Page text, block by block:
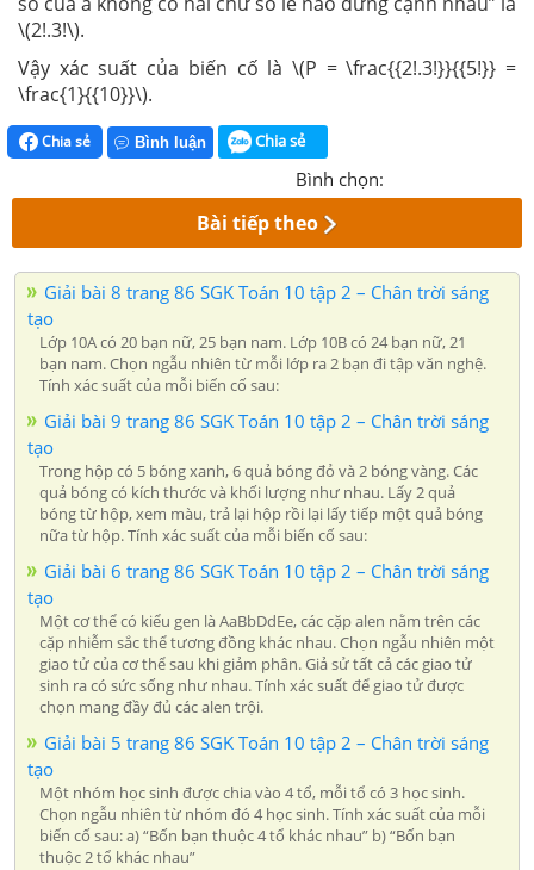
\(2!.3!\).
Vậy xác suất của biến cố là \(P = \frac{{2!.3!}}{{5!}} =
\frac{1}{{10}}\).
Chia sẻ Bình luận Chia sẻ
Bình chọn:
Bài tiếp theo
Giải bài 8 trang 86 SGK Toán 10 tập 2 – Chân trời sáng
tạo
Lớp 10A có 20 bạn nữ, 25 bạn nam. Lớp 10B có 24 bạn nữ, 21
bạn nam. Chọn ngẫu nhiên từ mỗi lớp ra 2 bạn đi tập văn nghệ.
Tính xác suất của mỗi biến cố sau:
Giải bài 9 trang 86 SGK Toán 10 tập 2 – Chân trời sáng
tạo
Trong hộp có 5 bóng xanh, 6 quả bóng đỏ và 2 bóng vàng. Các
quả bóng có kích thước và khối lượng như nhau. Lấy 2 quả
bóng từ hộp, xem màu, trả lại hộp rồi lại lấy tiếp một quả bóng
nữa từ hộp. Tính xác suất của mỗi biến cố sau:
Giải bài 6 trang 86 SGK Toán 10 tập 2 – Chân trời sáng
tạo
Một cơ thể có kiểu gen là AaBbDdEe, các cặp alen nằm trên các
cặp nhiễm sắc thể tương đồng khác nhau. Chọn ngẫu nhiên một
giao tử của cơ thể sau khi giảm phân. Giả sử tất cả các giao tử
sinh ra có sức sống như nhau. Tính xác suất để giao tử được
chọn mang đầy đủ các alen trội.
Giải bài 5 trang 86 SGK Toán 10 tập 2 – Chân trời sáng
tạo
Một nhóm học sinh được chia vào 4 tổ, mỗi tổ có 3 học sinh.
Chọn ngẫu nhiên từ nhóm đó 4 học sinh. Tính xác suất của mỗi
biến cố sau: a) “Bốn bạn thuộc 4 tổ khác nhau” b) “Bốn bạn
thuộc 2 tổ khác nhau”